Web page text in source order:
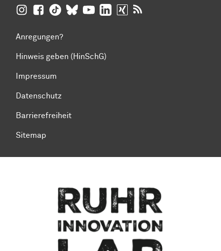
TU Dortmund auf Insta­gram
TU Dortmund auf Facebook
TU Dortmund auf TikTok
TU Dortmund auf BlueSky
TU Dortmund auf YouTube
TU Dortmund auf LinkedIn
TU Dortmund auf XING
Anregungen?
Hinweis geben (HinSchG)
Impressum
Datenschutz
Barrierefreiheit
Sitemap